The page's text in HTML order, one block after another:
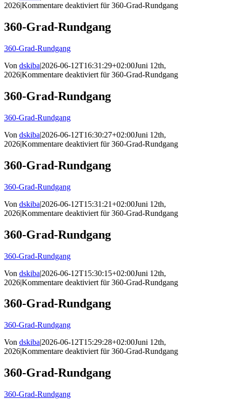
2026|Kommentare deaktiviert für 360-Grad-Rundgang
360-Grad-Rundgang
360-Grad-Rundgang
Von dskiba|2026-06-12T16:31:29+02:00Juni 12th,
2026|Kommentare deaktiviert für 360-Grad-Rundgang
360-Grad-Rundgang
360-Grad-Rundgang
Von dskiba|2026-06-12T16:30:27+02:00Juni 12th,
2026|Kommentare deaktiviert für 360-Grad-Rundgang
360-Grad-Rundgang
360-Grad-Rundgang
Von dskiba|2026-06-12T15:31:21+02:00Juni 12th,
2026|Kommentare deaktiviert für 360-Grad-Rundgang
360-Grad-Rundgang
360-Grad-Rundgang
Von dskiba|2026-06-12T15:30:15+02:00Juni 12th,
2026|Kommentare deaktiviert für 360-Grad-Rundgang
360-Grad-Rundgang
360-Grad-Rundgang
Von dskiba|2026-06-12T15:29:28+02:00Juni 12th,
2026|Kommentare deaktiviert für 360-Grad-Rundgang
360-Grad-Rundgang
360-Grad-Rundgang